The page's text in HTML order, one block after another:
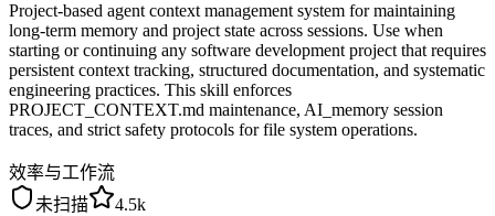
Project-based agent context management system for maintaining
long-term memory and project state across sessions. Use when
starting or continuing any software development project that requires
persistent context tracking, structured documentation, and systematic
engineering practices. This skill enforces
PROJECT_CONTEXT.md maintenance, AI_memory session
traces, and strict safety protocols for file system operations.
效率与工作流
未扫描
4.5k